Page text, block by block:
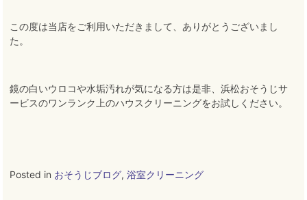
この度は当店をご利用いただきまして、ありがとうございまし
た。
鏡の白いウロコや水垢汚れが気になる方は是非、浜松おそうじサ
ービスのワンランク上のハウスクリーニングをお試しください。
Posted in おそうじブログ,浴室クリーニング